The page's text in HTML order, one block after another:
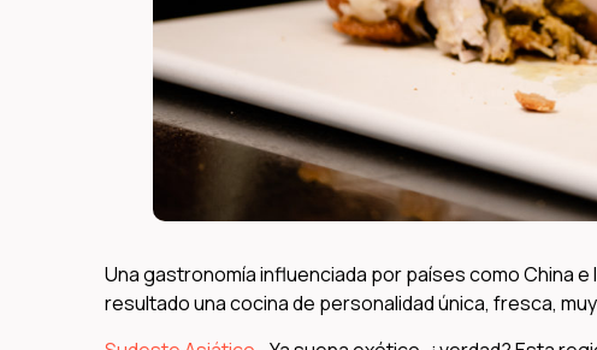
Una gastronomía influenciada por países como China
resultado una cocina de personalidad única, fresca,